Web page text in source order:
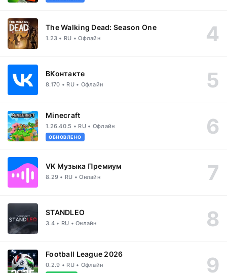
The Walking Dead: Season One
1.23 • RU • Офлайн
ВКонтакте
8.170 • RU • Офлайн
Minecraft
1.26.40.5 • RU • Офлайн
ОБНОВЛЕНО
VK Музыка Премиум
8.29 • RU • Онлайн
STANDLEO
3.4 • RU • Онлайн
Football League 2026
0.2.9 • RU • Офлайн